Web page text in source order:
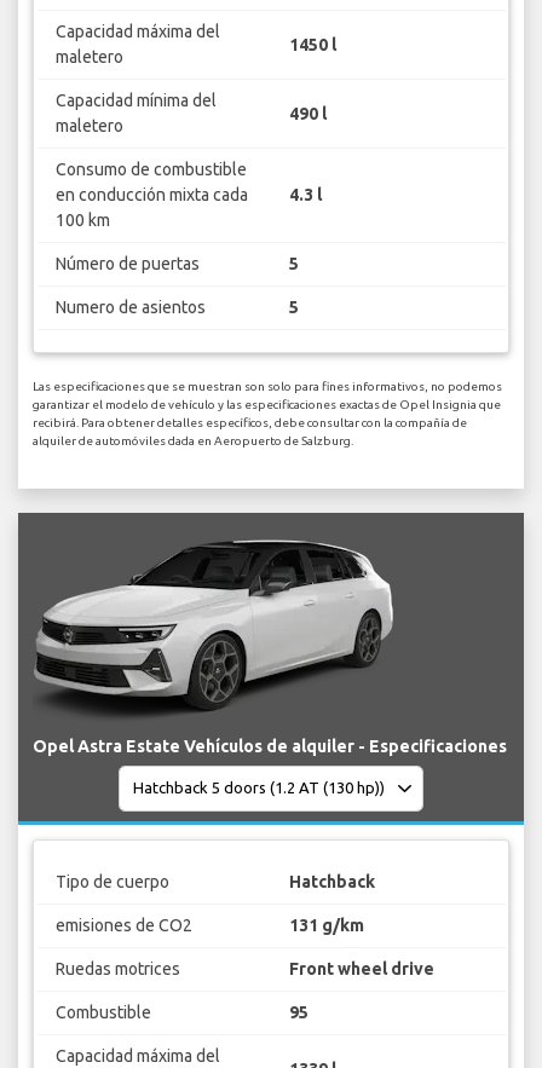
Capacidad máxima del
maletero
1450 l
Capacidad mínima del
maletero
490 l
Consumo de combustible
en conducción mixta cada
100 km
4.3 l
Número de puertas 5
Numero de asientos 5
Las especificaciones que se muestran son solo para fines informativos, no podemos
garantizar el modelo de vehículo y las especificaciones exactas de Opel Insignia que
recibirá. Para obtener detalles específicos, debe consultar con la compañía de
alquiler de automóviles dada en Aeropuerto de Salzburg.
Opel Astra Estate Vehículos de alquiler - Especificaciones
Tipo de cuerpo Hatchback
emisiones de CO2 131 g/km
Ruedas motrices Front wheel drive
Combustible 95
Capacidad máxima del